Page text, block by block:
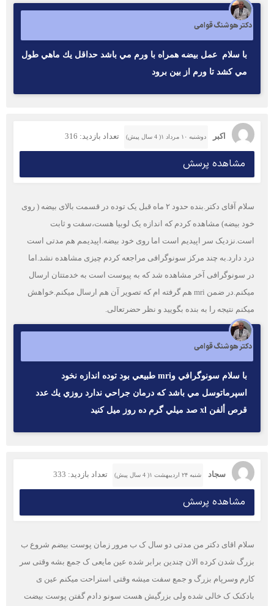
دکتر هوشنگ قوامی
با سلام عمل بيضه همراه با ورم مي باشد حداقل يك ماهي طول
مي كشد تا ورم از بين برود
اکبر دوشنبه ۱۰ مرداد ۱( 4 سال پیش) تعداد بازدید: 316
مشاهده پرسش
سلام آقای دکتر.بنده حدود ۲ ماه قبل یک توده در قسمت بالای بیضه ( روی
خود بیضه) مشاهده کردم که اندازه یک لوبیا هست،سفت و ثابت
است.نزدیک سر اپیدیم است اما روی خود بیضه.اپیدیمم هم مدتی است
درد دارد.به چند مرکز سونوگرافی مراجعه کردم چیزی مشاهده نشد.اما
در سونوگرافی آخر مشاهده شد که به پیوست است به خدمتتان ارسال
میکنم.در ضمن mri هم گرفته ام که تصویر آن هم ارسال میکنم.خواهش
میکنم نتیجه را به بنده بگویید و نظر حضرتعالی.
دکتر هوشنگ قوامی
با سلام سونوگرافي وmri طبيعي بود توده اندازه نخود
اسپرماتوسل مي باشد كه درمان جراحي ندارد روزي يك عدد
قرص ألفن xl صد ميلي گرم ده روز ميل كنيد
سجاد شنبه ۲۴ اردیبهشت ۱( 4 سال پیش) تعداد بازدید: 333
مشاهده پرسش
سلام اقای دکتر من مدتی دو سال ک ب مرور زمان پوست بیضم شروع ب
بزرگ شدن کرده الان چندین برابر شده عین مایعی ک جمع بشه وقتی سر
کارم وسرپام بزرگ و جمع سفت میشه وقتی استراحت میکنم عین ی
بادکنک ک خالی شده ولی بزرگیش هست سونو دادم گفتن پوست بیضت